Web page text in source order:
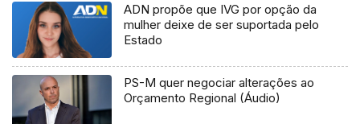
ADN propõe que IVG por opção da
mulher deixe de ser suportada pelo
Estado
PS-M quer negociar alterações ao
Orçamento Regional (Áudio)